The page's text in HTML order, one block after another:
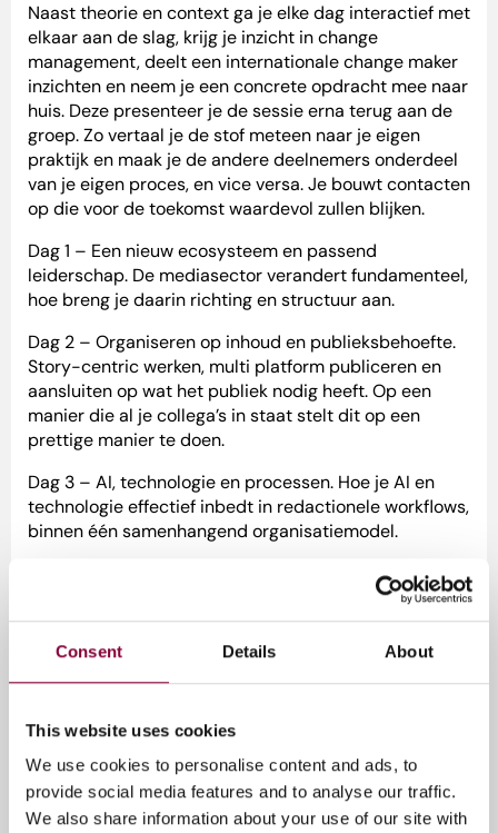
Consent Details About
This website uses cookies
We use cookies to personalise content and ads, to
provide social media features and to analyse our traffic.
We also share information about your use of our site with
Naast theorie en context ga je elke dag interactief met
elkaar aan de slag, krijg je inzicht in change
management, deelt een internationale change maker
inzichten en neem je een concrete opdracht mee naar
huis. Deze presenteer je de sessie erna terug aan de
groep. Zo vertaal je de stof meteen naar je eigen
praktijk en maak je de andere deelnemers onderdeel
van je eigen proces, en vice versa. Je bouwt contacten
op die voor de toekomst waardevol zullen blijken.
Dag 1 – Een nieuw ecosysteem en passend
leiderschap. De mediasector verandert fundamenteel,
hoe breng je daarin richting en structuur aan.
Dag 2 – Organiseren op inhoud en publieksbehoefte.
Story-centric werken, multi platform publiceren en
aansluiten op wat het publiek nodig heeft. Op een
manier die al je collega’s in staat stelt dit op een
prettige manier te doen.
Dag 3 – AI, technologie en processen. Hoe je AI en
technologie effectief inbedt in redactionele workflows,
binnen één samenhangend organisatiemodel.
Na drie dagen heb je niet alleen overzicht over het
samenhangen, maar ook een concreet
handelingsperspectief voor je eigen organisatie. En
Praktisch
Data: donderdag 15 oktober, 29 oktober en 12